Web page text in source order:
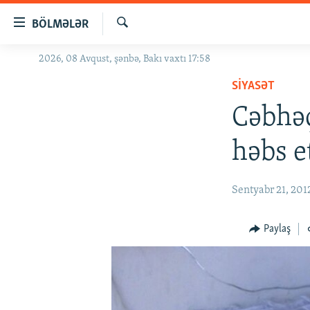
BÖLMƏLƏR
GÜNDƏM
Axtar
2026, 08 Avqust, şənbə, Bakı vaxtı 17:58
SIYASƏT
həbs
Sentyabr 21,
Paylaş